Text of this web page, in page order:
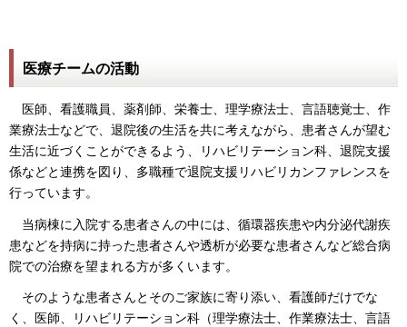
医療チームの活動
医師、看護職員、薬剤師、栄養士、理学療法士、言語聴覚士、作
業療法士などで、退院後の生活を共に考えながら、患者さんが望む
生活に近づくことができるよう、リハビリテーション科、退院支援
係などと連携を図り、多職種で退院支援リハビリカンファレンスを
行っています。
当病棟に入院する患者さんの中には、循環器疾患や内分泌代謝疾
患などを持病に持った患者さんや透析が必要な患者さんなど総合病
院での治療を望まれる方が多くいます。
そのような患者さんとそのご家族に寄り添い、看護師だけでな
く、医師、リハビリテーション科（理学療法士、作業療法士、言語